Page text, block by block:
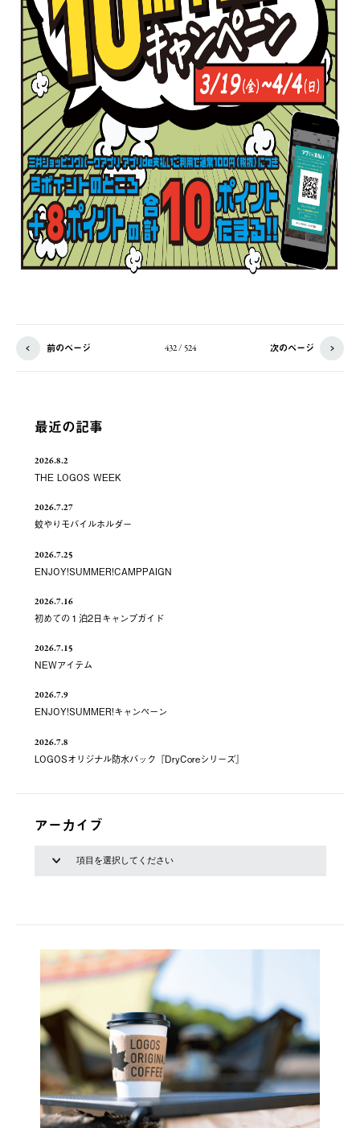
前のページ 432 / 524 次のページ
最近の記事
2026.8.2
THE LOGOS WEEK
2026.7.27
蚊やりモバイルホルダー
2026.7.25
ENJOY!SUMMER!CAMPPAIGN
2026.7.16
初めての１泊2日キャンプガイド
2026.7.15
NEWアイテム
2026.7.9
ENJOY!SUMMER!キャンペーン
2026.7.8
LOGOSオリジナル防水バック『DryCoreシリーズ』
アーカイブ